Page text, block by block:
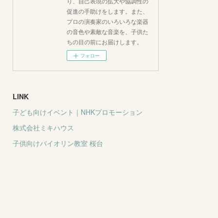
促進の手助けをします。また、
プロの演奏家のいろいろな楽器
の音色や素敵な音楽を、子供た
ちの目の前にお届けします。
フォロー
LINK
子ども向けイベント｜NHKプロモーション
株式会社ミキハウス
子供向けバイオリン教室 桜台